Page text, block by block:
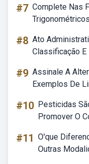
#7 Complete Nas
#8 Ato
Classificação
#9 Assinale A
Exemplos De
#10 Pesticidas
Promover O
#11 O'que
Outras